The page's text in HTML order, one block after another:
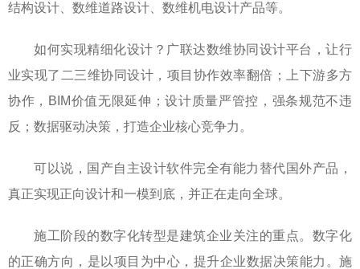
结构设计、数维道路设计、数维机电设计产品等。
如何实现精细化设计？广联达数维协同设计平台，让行
业实现了二三维协同设计，项目协作效率翻倍；上下游多方
协作，BIM价值无限延伸；设计质量严管控，强条规范不违
反；数据驱动决策，打造企业核心竞争力。
可以说，国产自主设计软件完全有能力替代国外产品，
真正实现正向设计和一模到底，并正在走向全球。
施工阶段的数字化转型是建筑企业关注的重点。数字化
的正确方向，是以项目为中心，提升企业数据决策能力。施